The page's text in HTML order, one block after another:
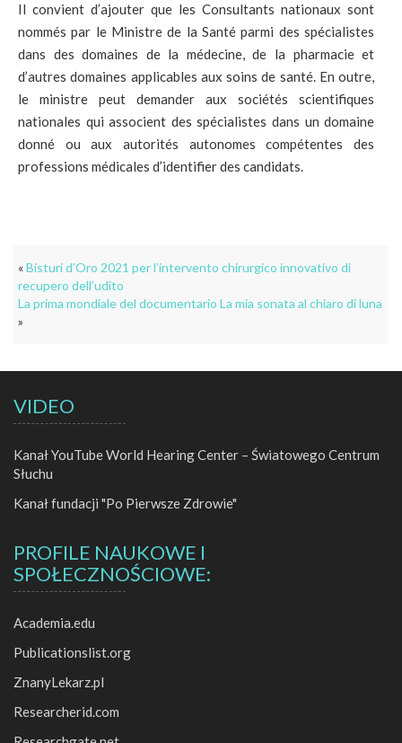
Il convient d’ajouter que les Consultants nationaux sont
nommés par le Ministre de la Santé parmi des spécialistes
dans des domaines de la médecine, de la pharmacie et
d’autres domaines applicables aux soins de santé. En outre,
le ministre peut demander aux sociétés scientifiques
nationales qui associent des spécialistes dans un domaine
donné ou aux autorités autonomes compétentes des
professions médicales d’identifier des candidats.
«Bisturi d’Oro 2021 per l’intervento chirurgico innovativo di
recupero dell’udito
La prima mondiale del documentario La mia sonata al chiaro di luna
»
VIDEO
Kanał YouTube World Hearing Center – Światowego Centrum
Słuchu
Kanał fundacji "Po Pierwsze Zdrowie"
PROFILE NAUKOWE I
SPOŁECZNOŚCIOWE:
Academia.edu
Publicationslist.org
ZnanyLekarz.pl
Researcherid.com